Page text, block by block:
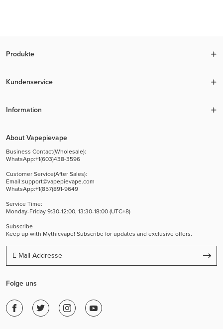
Produkte
Kundenservice
Information
About Vapepievape
Business Contact(Wholesale):
WhatsApp:+1(603)438-3596
Customer Service(After Sales):
Email:support@vapepievape.com
WhatsApp:+1(857)891-9649
Service Time:
Monday-Friday 9:30-12:00, 13:30-18:00 (UTC+8)
Subscribe
Keep up with Mythicvape! Subscribe for updates and exclusive offers.
Folge uns